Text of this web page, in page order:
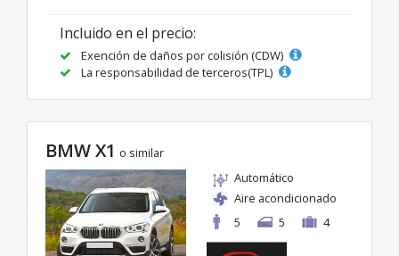
Incluido en el precio:
Exención de daños por colisión (CDW)
La responsabilidad de terceros(TPL)
BMW X1 o similar
Automático
Aire acondicionado
5
5 4